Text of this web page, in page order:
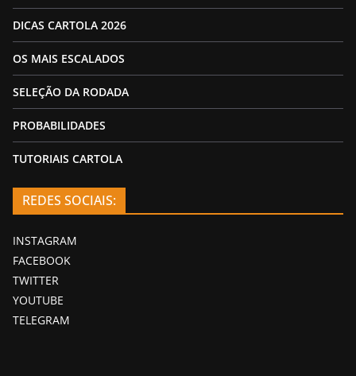
DICAS CARTOLA 2026
OS MAIS ESCALADOS
SELEÇÃO DA RODADA
PROBABILIDADES
TUTORIAIS CARTOLA
REDES SOCIAIS:
INSTAGRAM
FACEBOOK
TWITTER
YOUTUBE
TELEGRAM